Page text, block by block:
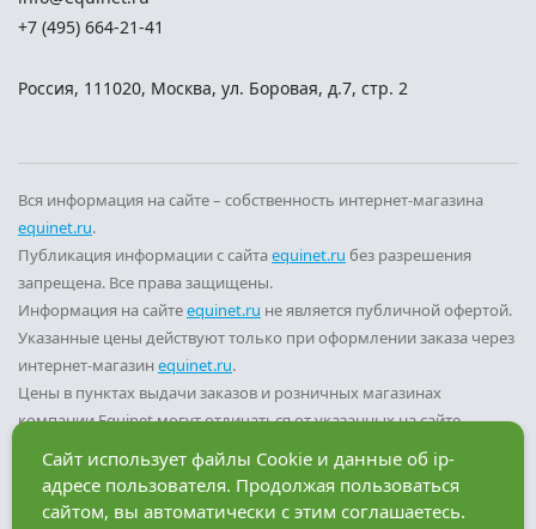
+7 (495) 664-21-41
Россия, 111020, Москва, ул. Боровая, д.7, стр. 2
Вся информация на сайте – собственность интернет-магазина
equinet.ru.
Публикация информации с сайтаequinet.ru без разрешения
запрещена. Все права защищены.
Информация на сайтеequinet.ru не является публичной офертой.
Указанные цены действуют только при оформлении заказа через
интернет-магазин equinet.ru.
Цены в пунктах выдачи заказов и розничных магазинах
компании Equinet могут отличаться от указанных на сайте.
Вы принимаете условия
политики конфиденциальности
пользовательского соглашения
каждый раз, когда оставляете
свои данные в любой форме обратной связи на сайте
Сайт использует файлы Cookie и данные об ip-
адресе пользователя. Продолжая пользоваться
сайтом, вы автоматически с этим соглашаетесь.